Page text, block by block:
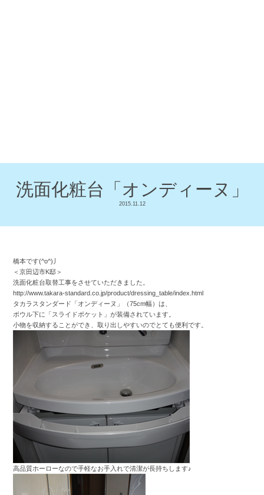
洗面化粧台「オンディーヌ」
2015.11.12
橋本です(^o^)丿
＜京田辺市K邸＞
洗面化粧台取替工事をさせていただきました。
http://www.takara-standard.co.jp/product/dressing_table/index.html
タカラスタンダード「オンディーヌ」（75cm幅）は、
ボウル下に「スライドポケット」が装備されています。
小物を収納することができ、取り出しやすいのでとても便利です。
高品質ホーローなので手軽なお手入れで清潔が長持ちします♪